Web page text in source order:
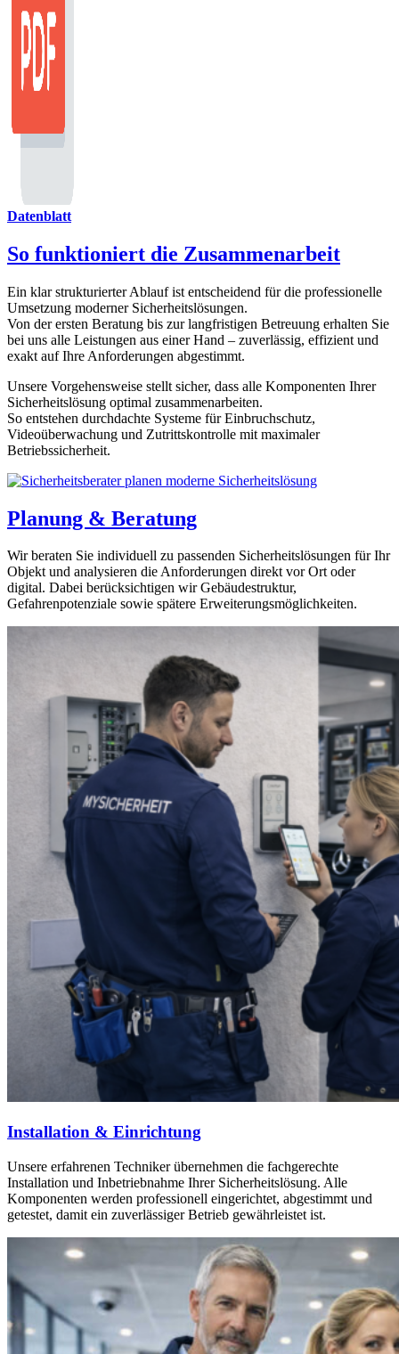
Datenblatt
So funktioniert die Zusammenarbeit
Ein klar strukturierter Ablauf ist entscheidend für die professionelle
Umsetzung moderner Sicherheitslösungen.
Von der ersten Beratung bis zur langfristigen Betreuung erhalten Sie
bei uns alle Leistungen aus einer Hand – zuverlässig, effizient und
exakt auf Ihre Anforderungen abgestimmt.
Unsere Vorgehensweise stellt sicher, dass alle Komponenten Ihrer
Sicherheitslösung optimal zusammenarbeiten.
So entstehen durchdachte Systeme für Einbruchschutz,
Videoüberwachung und Zutrittskontrolle mit maximaler
Betriebssicherheit.
Planung & Beratung
Wir beraten Sie individuell zu passenden Sicherheitslösungen für Ihr
Objekt und analysieren die Anforderungen direkt vor Ort oder
digital. Dabei berücksichtigen wir Gebäudestruktur,
Gefahrenpotenziale sowie spätere Erweiterungsmöglichkeiten.
Installation & Einrichtung
Unsere erfahrenen Techniker übernehmen die fachgerechte
Installation und Inbetriebnahme Ihrer Sicherheitslösung. Alle
Komponenten werden professionell eingerichtet, abgestimmt und
getestet, damit ein zuverlässiger Betrieb gewährleistet ist.